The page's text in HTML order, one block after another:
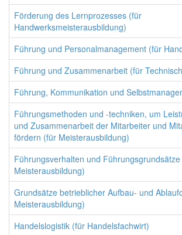
Förderung des Lernprozesses (für
Handwerksmeisterausbildung)
Führung und Personalmanagement (für
Führung und Zusammenarbeit (für
Führung, Kommunikation und
Führungsmethoden und -techniken, um
und Zusammenarbeit der Mitarbeiter und
fördern (für Meisterausbildung)
Führungsverhalten und
Meisterausbildung)
Grundsätze betrieblicher Aufbau- und
Meisterausbildung)
Handelslogistik (für Handelsfachwirt)